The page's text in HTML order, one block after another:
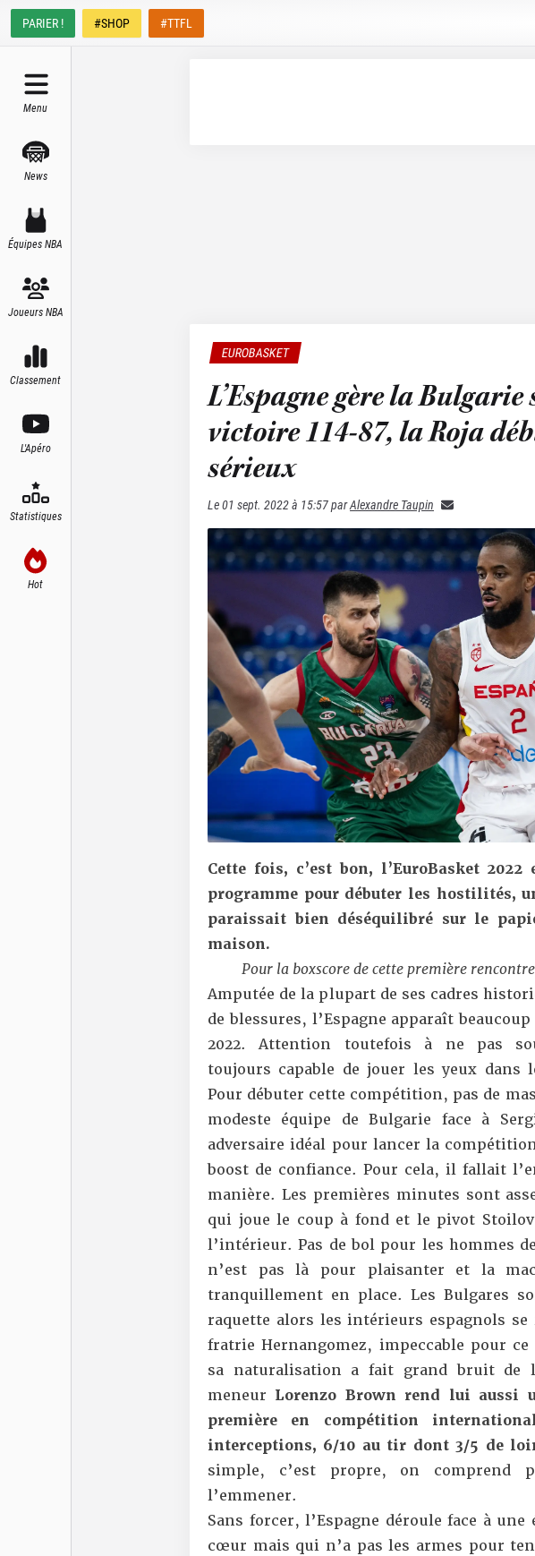
PARIER ! #SHOP #TTFL
Menu
News
Équipes NBA
Joueurs NBA
Classement
L'Apéro
Statistiques
Hot
EUROBASKET
L’Espagne gère la
victoire 114-87, la Roja
sérieux
Le01 sept. 2022 à 15:57parAlexandre Taupin
Cette fois, c’est bon, l’EuroBasket
programme pour débuter les hostilités,
paraissait bien déséquilibré sur le
maison.
Pour la boxscore de cette première
Amputée de la plupart de ses cadres
de blessures, l’Espagne apparaît
2022. Attention toutefois à ne pas
toujours capable de jouer les yeux dans
Pour débuter cette compétition, pas de
modeste équipe de Bulgarie face à
adversaire idéal pour lancer la
boost de confiance. Pour cela, il fallait
manière. Les premières minutes sont
qui joue le coup à fond et le pivot
l’intérieur. Pas de bol pour les hommes
n’est pas là pour plaisanter et la
tranquillement en place. Les Bulgares
raquette alors les intérieurs espagnols
fratrie Hernangomez, impeccable pour
sa naturalisation a fait grand bruit de
meneur Lorenzo Brown rend lui aussi
première en compétition
interceptions, 6/10 au tir dont 3/5 de
simple, c’est propre, on comprend
l’emmener.
Sans forcer, l’Espagne déroule face à
cœur mais qui n’a pas les armes pour